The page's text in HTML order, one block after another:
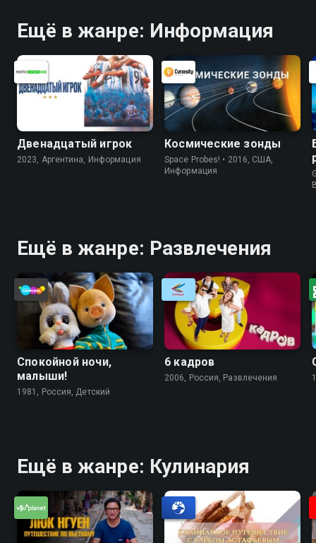
Ещё в жанре: Информация
Двенадцатый игрок
2023, Аргентина, Информация
Космические зонды
Space Probes! • 2016, США,
Информация
Ещё в жанре: Развлечения
Спокойной ночи,
малыши!
1981, Россия, Детский
6 кадров
2006, Россия, Развлечения
Ещё в жанре: Кулинария